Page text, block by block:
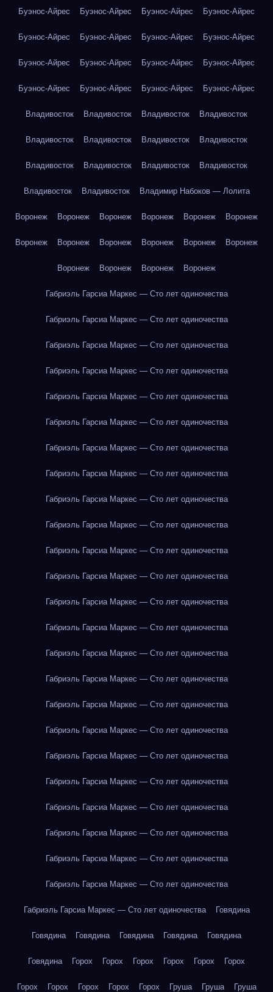
Буэнос-Айрес Буэнос-Айрес Буэнос-Айрес Буэнос-Айрес
Буэнос-Айрес Буэнос-Айрес Буэнос-Айрес Буэнос-Айрес
Буэнос-Айрес Буэнос-Айрес Буэнос-Айрес Буэнос-Айрес
Буэнос-Айрес Буэнос-Айрес Буэнос-Айрес Буэнос-Айрес
Владивосток Владивосток Владивосток Владивосток
Владивосток Владивосток Владивосток Владивосток
Владивосток Владивосток Владивосток Владивосток
Владивосток Владивосток Владимир Набоков — Лолита
Воронеж Воронеж Воронеж Воронеж Воронеж Воронеж
Воронеж Воронеж Воронеж Воронеж Воронеж Воронеж
Воронеж Воронеж Воронеж Воронеж
Габриэль Гарсиа Маркес — Сто лет одиночества
Габриэль Гарсиа Маркес — Сто лет одиночества
Габриэль Гарсиа Маркес — Сто лет одиночества
Габриэль Гарсиа Маркес — Сто лет одиночества
Габриэль Гарсиа Маркес — Сто лет одиночества
Габриэль Гарсиа Маркес — Сто лет одиночества
Габриэль Гарсиа Маркес — Сто лет одиночества
Габриэль Гарсиа Маркес — Сто лет одиночества
Габриэль Гарсиа Маркес — Сто лет одиночества
Габриэль Гарсиа Маркес — Сто лет одиночества
Габриэль Гарсиа Маркес — Сто лет одиночества
Габриэль Гарсиа Маркес — Сто лет одиночества
Габриэль Гарсиа Маркес — Сто лет одиночества
Габриэль Гарсиа Маркес — Сто лет одиночества
Габриэль Гарсиа Маркес — Сто лет одиночества
Габриэль Гарсиа Маркес — Сто лет одиночества
Габриэль Гарсиа Маркес — Сто лет одиночества
Габриэль Гарсиа Маркес — Сто лет одиночества
Габриэль Гарсиа Маркес — Сто лет одиночества
Габриэль Гарсиа Маркес — Сто лет одиночества
Габриэль Гарсиа Маркес — Сто лет одиночества
Габриэль Гарсиа Маркес — Сто лет одиночества
Габриэль Гарсиа Маркес — Сто лет одиночества
Габриэль Гарсиа Маркес — Сто лет одиночества
Габриэль Гарсиа Маркес — Сто лет одиночества Говядина
Говядина Говядина Говядина Говядина Говядина
Говядина Горох Горох Горох Горох Горох Горох
Горох Горох Горох Горох Горох Груша Груша Груша